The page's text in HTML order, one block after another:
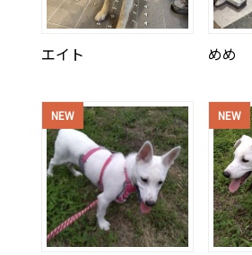
エイト めめ
NEW NEW